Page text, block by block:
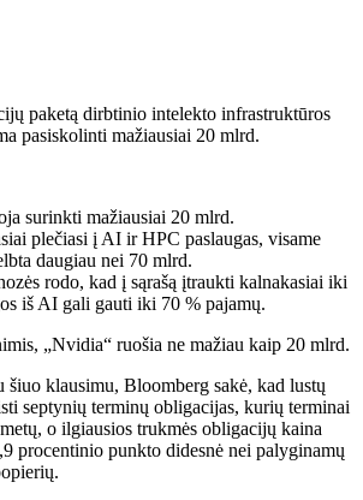
paketą dirbtinio intelekto infrastruktūros
pasiskolinti mažiausiai 20 mlrd.
surinkti mažiausiai 20 mlrd.
plečiasi į AI ir HPC paslaugas, visame
daugiau nei 70 mlrd.
rodo, kad į sąrašą įtraukti kalnakasiai iki
iš AI gali gauti iki 70 % pajamų.
„Nvidia“ ruošia ne mažiau kaip 20 mlrd.
šiuo klausimu, Bloomberg sakė, kad lustų
septynių terminų obligacijas, kurių terminai
o ilgiausios trukmės obligacijų kaina
procentinio punkto didesnė nei palyginamų